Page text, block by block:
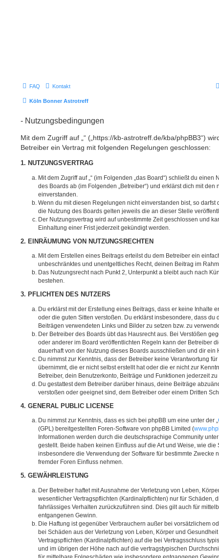
FAQ Kontakt
Köln Bonner Astrotreff
- Nutzungsbedingungen
Mit dem Zugriff auf „“ („https://kb-astrotreff.de/kba/phpBB3“)
Betreiber ein Vertrag mit folgenden Regelungen geschlossen:
1. NUTZUNGSVERTRAG
Mit dem Zugriff auf „“ (im Folgenden „das Board“) schließt du
des Boards ab (im Folgenden „Betreiber“) und erklärst dich mit
einverstanden.
Wenn du mit diesen Regelungen nicht einverstanden bist, so darfst
die Nutzung des Boards gelten jeweils die an dieser Stelle
Der Nutzungsvertrag wird auf unbestimmte Zeit geschlossen und
Einhaltung einer Frist jederzeit gekündigt werden.
2. EINRÄUMUNG VON NUTZUNGSRECHTEN
Mit dem Erstellen eines Beitrags erteilst du dem Betreiber ein
unbeschränktes und unentgeltliches Recht, deinen Beitrag im
Das Nutzungsrecht nach Punkt 2, Unterpunkt a bleibt auch nach
bestehen.
3. PFLICHTEN DES NUTZERS
Du erklärst mit der Erstellung eines Beitrags, dass er keine Inhalte
oder die guten Sitten verstoßen. Du erklärst insbesondere, dass du
Beiträgen verwendeten Links und Bilder zu setzen bzw. zu
Der Betreiber des Boards übt das Hausrecht aus. Bei Verstößen
oder anderer im Board veröffentlichten Regeln kann der Betreiber
dauerhaft von der Nutzung dieses Boards ausschließen und dir ein
Du nimmst zur Kenntnis, dass der Betreiber keine Verantwortung
übernimmt, die er nicht selbst erstellt hat oder die er nicht zur
Betreiber, dein Benutzerkonto, Beiträge und Funktionen jederzeit
Du gestattest dem Betreiber darüber hinaus, deine Beiträge
verstoßen oder geeignet sind, dem Betreiber oder einem Dritten
4. GENERAL PUBLIC LICENSE
Du nimmst zur Kenntnis, dass es sich bei phpBB um eine unter der „
(GPL) bereitgestellten Foren-Software von phpBB Limited (
Informationen werden durch die deutschsprachige Community
gestellt. Beide haben keinen Einfluss auf die Art und Weise, wie
insbesondere die Verwendung der Software für bestimmte Zwecke
fremder Foren Einfluss nehmen.
5. GEWÄHRLEISTUNG
Der Betreiber haftet mit Ausnahme der Verletzung von Leben,
wesentlicher Vertragspflichten (Kardinalpflichten) nur für Schäden,
fahrlässiges Verhalten zurückzuführen sind. Dies gilt auch für
entgangenen Gewinn.
Die Haftung ist gegenüber Verbrauchern außer bei vorsätzlichem
bei Schäden aus der Verletzung von Leben, Körper und
Vertragspflichten (Kardinalpflichten) auf die bei Vertragsschluss
und im übrigen der Höhe nach auf die vertragstypischen